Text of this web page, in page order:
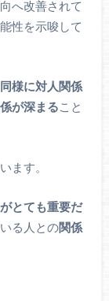
へ改善されて
性を示唆して
様に対人関係
が深まること
ます。
とても重要だ
る人との関係